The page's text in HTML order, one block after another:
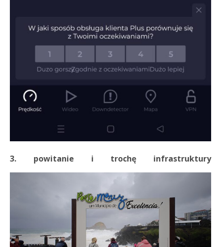
3. powitanie i trochę infrastruktury